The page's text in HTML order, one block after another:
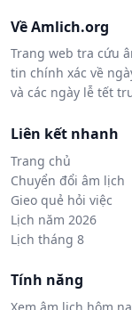
Về Amlich.org
Trang web tra cứu
tin chính xác về
và các ngày lễ tết
Liên kết nhanh
Trang chủ
Chuyển đổi âm lịch
Gieo quẻ hỏi việc
Lịch năm 2026
Lịch tháng 8
Tính năng